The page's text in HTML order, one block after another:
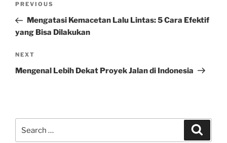
Previous
Post
PREVIOUS
Mengatasi Kemacetan Lalu Lintas: 5 Cara Efektif
yang Bisa Dilakukan
Next
Post
NEXT
Mengenal Lebih Dekat Proyek Jalan di Indonesia
for: